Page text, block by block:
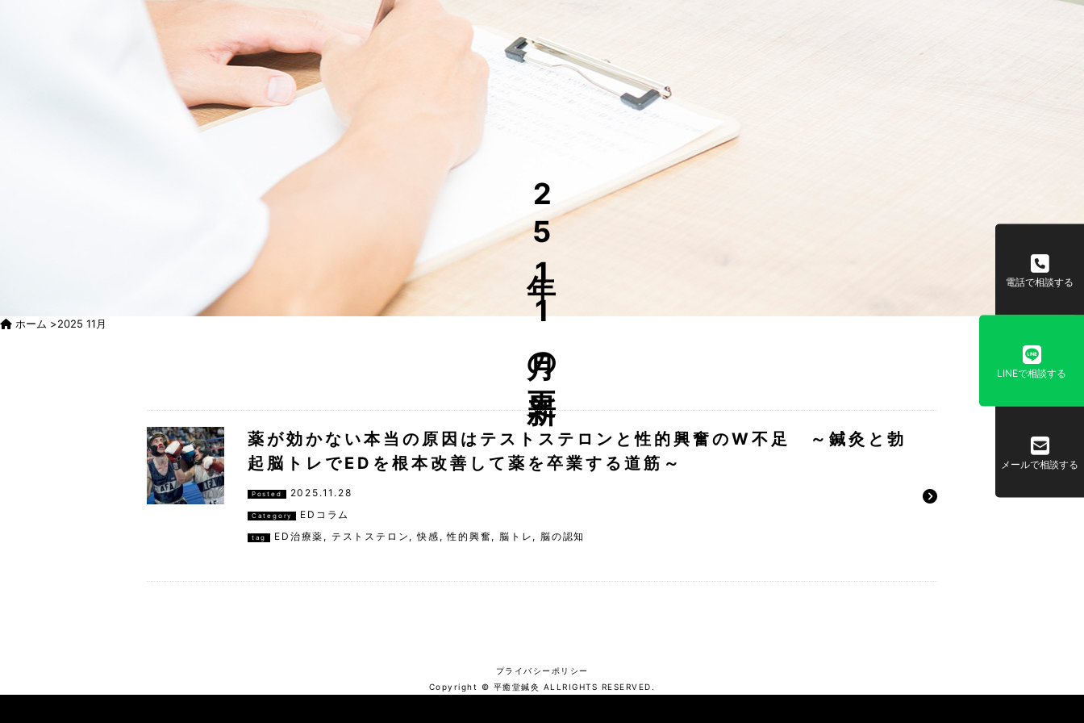
25年11月の更新
ホーム >2025 11月
薬が効かない本当の原因はテストステロンと性的興奮のW不足 ～鍼灸と勃
起脳トレでEDを根本改善して薬を卒業する道筋～
Posted 2025.11.28
Category EDコラム
tag ED治療薬 , テストステロン ,快感 ,性的興奮, 脳トレ , 脳の認知
プライバシーポリシー
Copyright © 平癒堂鍼灸 ALLRIGHTS RESERVED.
電話で相談する
LINEで相談する
メールで相談する